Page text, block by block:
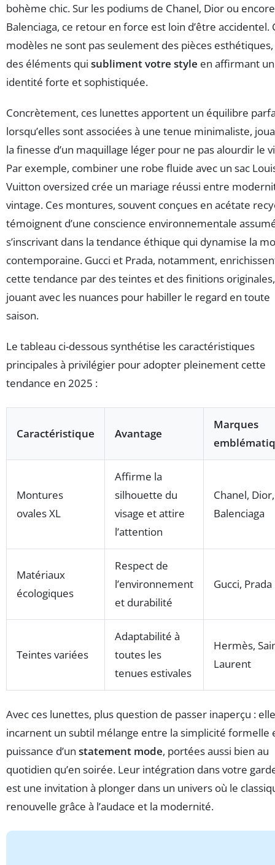
bohème chic. Sur les podiums de Chanel, Dior ou encore
Balenciaga, ce retour en force est loin d’être accidentel.
modèles ne sont pas seulement des pièces
des éléments qui subliment votre style en affirmant
identité forte et sophistiquée.
Concrètement, ces lunettes apportent un équilibre
lorsqu’elles sont associées à une tenue minimaliste,
la finesse d’un maquillage léger pour ne pas alourdir le
Par exemple, combiner une robe fluide avec un sac
Vuitton oversized crée un mariage réussi entre
vintage. Ces montures, souvent conçues en acétate
témoignent d’une conscience environnementale
s’inscrivant dans la tendance éthique qui dynamise la
contemporaine. Gucci et Prada, notamment,
cette tendance par des teintes et des finitions originales,
jouant avec les nuances pour habiller le regard en toute
saison.
Le tableau ci-dessous synthétise les caractéristiques
principales à privilégier pour adopter pleinement cette
tendance en 2025 :
Caractéristique Avantage
Marques
Montures
ovales XL
Affirme la
silhouette du
visage et attire
l’attention
Chanel, Dior,
Balenciaga
Matériaux
écologiques
Respect de
l’environnement
et durabilité
Gucci, Prada
Teintes variées
Adaptabilité à
toutes les
tenues estivales
Hermès,
Laurent
Avec ces lunettes, plus question de passer inaperçu :
incarnent un subtil mélange entre la simplicité formelle
puissance d’un statement mode, portées aussi bien au
quotidien qu’en soirée. Leur intégration dans votre
est une invitation à plonger dans un univers où le
renouvelle grâce à l’audace et la modernité.